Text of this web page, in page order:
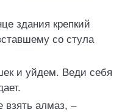
здания крепкий
со стула
и уйдем. Веди себя
алмаз, –